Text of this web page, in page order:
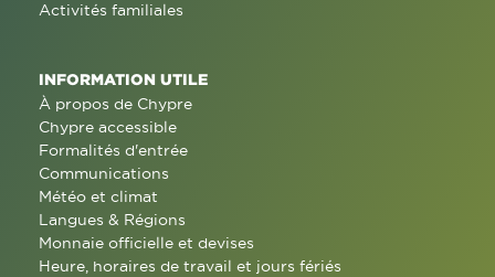
Activités familiales
INFORMATION UTILE
À propos de Chypre
Chypre accessible
Formalités d'entrée
Communications
Météo et climat
Langues & Régions
Monnaie officielle et devises
Heure, horaires de travail et jours fériés